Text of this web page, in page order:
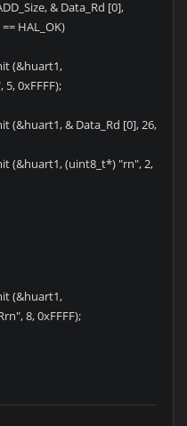
& Data_Rd [0],
HAL_OK)
(&huart1,
0xFFFF);
(&huart1, & Data_Rd [0], 26,
(&huart1, (uint8_t*) "rn", 2,
(&huart1,
8, 0xFFFF);